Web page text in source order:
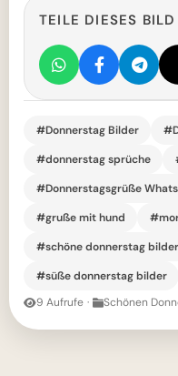
TEILE DIESES BILD
#Donnerstag Bilder
#donnerstag sprüche
#Donnerstagsgrüße
#gruße mit hund
#schöne donnerstag bilder
#süße donnerstag bilder
9 Aufrufe · Schönen